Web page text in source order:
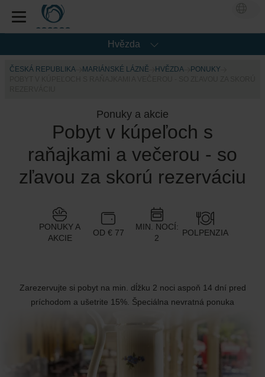
Hvězda
ČESKÁ REPUBLIKA MARIÁNSKÉ LÁZNĚ HVĚZDA
PONUKY
Ponuky a akcie
Pobyt v kúpeľoch s
raňajkami a večerou - so
zľavou za skorú rezerváciu
PONUKY A
AKCIE
OD € 77
MIN. NOCÍ:
2
POLPENZIA
Zarezervujte si pobyt na min. dĺžku 2 noci aspoň 14 dní pred
príchodom a ušetrite 15%. Špeciálna nevratná ponuka